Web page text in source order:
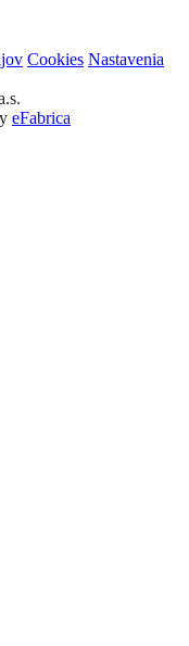
Cookies Nastavenia
eFabrica